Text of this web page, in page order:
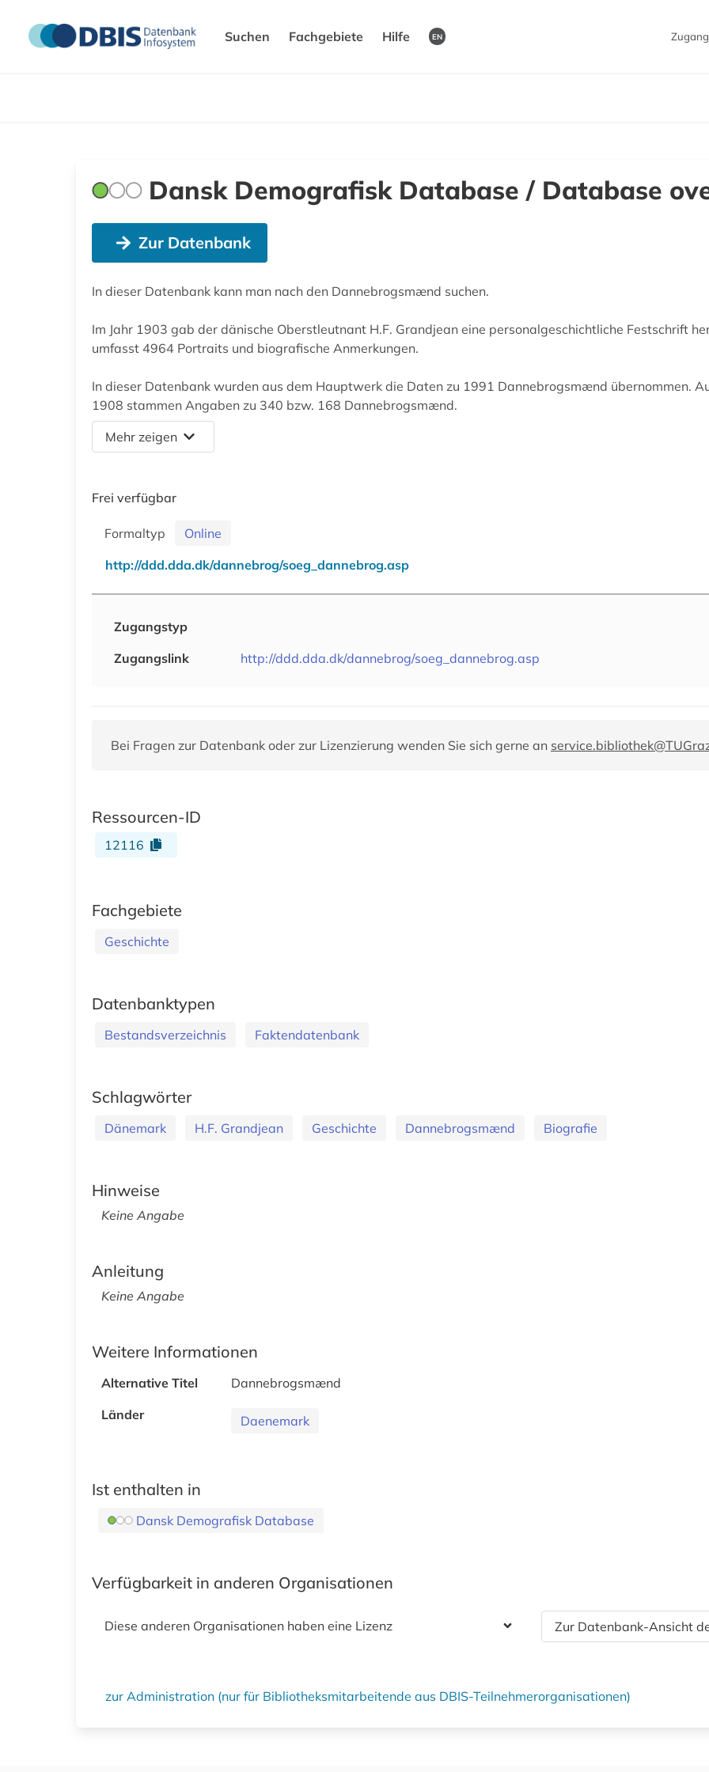
Suchen Fachgebiete Hilfe EN
Dansk Demografisk Database / Database
Zur Datenbank
In dieser Datenbank kann man nach den Dannebrogsmænd suchen.
Im Jahr 1903 gab der dänische Oberstleutnant H.F. Grandjean eine personalgeschichtliche Festschrift
umfasst 4964 Portraits und biografische Anmerkungen.
In dieser Datenbank wurden aus dem Hauptwerk die Daten zu 1991 Dannebrogsmænd übernommen.
1908 stammen Angaben zu 340 bzw. 168 Dannebrogsmænd.
Mehr zeigen
Frei verfügbar
Formaltyp
Online
http://ddd.dda.dk/dannebrog/soeg_dannebrog.asp
Zugangstyp
Zugangslink
http://ddd.dda.dk/dannebrog/soeg_dannebrog.asp
Bei Fragen zur Datenbank oder zur Lizenzierung wenden Sie sich gerne an
Ressourcen-ID
12116
Fachgebiete
Geschichte
Datenbanktypen
Bestandsverzeichnis Faktendatenbank
Schlagwörter
Dänemark H.F. Grandjean Geschichte Dannebrogsmænd Biografie
Hinweise
Keine Angabe
Anleitung
Keine Angabe
Weitere Informationen
Alternative Titel
Dannebrogsmænd
Länder
Daenemark
Ist enthalten in
Dansk Demografisk Database
Verfügbarkeit in anderen Organisationen
Diese anderen Organisationen haben eine Lizenz Zur Datenbank-Ansicht
zur Administration (nur für Bibliotheksmitarbeitende aus DBIS-Teilnehmerorganisationen)